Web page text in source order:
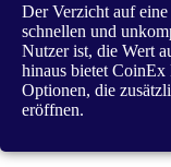
Der Verzicht auf
schnellen und
Nutzer ist, die Wert
hinaus bietet
Optionen, die
eröffnen.